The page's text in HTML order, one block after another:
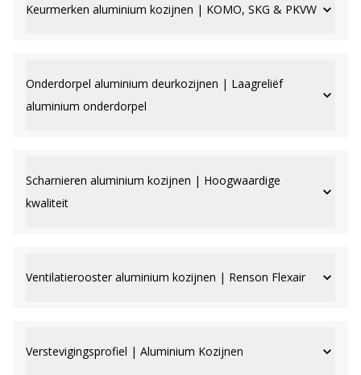
Keurmerken aluminium kozijnen | KOMO, SKG & PKVW
Onderdorpel aluminium deurkozijnen | Laagreliëf
aluminium onderdorpel
Scharnieren aluminium kozijnen | Hoogwaardige
kwaliteit
Ventilatierooster aluminium kozijnen | Renson Flexair
Verstevigingsprofiel | Aluminium Kozijnen